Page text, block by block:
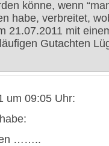
könne, wenn
habe, verbreitet,
21.07.2011 mit
Gutachten
um 09:05 Uhr:
……..